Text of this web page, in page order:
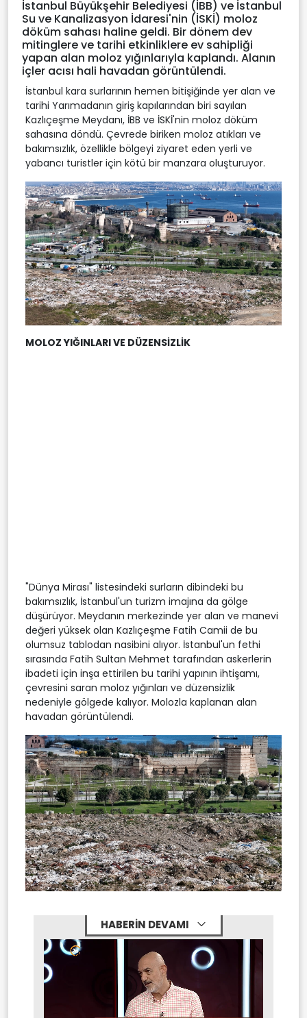
İstanbul Büyükşehir Belediyesi (İBB) ve İstanbul
Su ve Kanalizasyon İdaresi'nin (İSKİ) moloz
döküm sahası haline geldi. Bir dönem dev
mitinglere ve tarihi etkinliklere ev sahipliği
yapan alan moloz yığınlarıyla kaplandı. Alanın
içler acısı hali havadan görüntülendi.
İstanbul kara surlarının hemen bitişiğinde yer alan ve
tarihi Yarımadanın giriş kapılarından biri sayılan
Kazlıçeşme Meydanı, İBB ve İSKİ'nin moloz döküm
sahasına döndü. Çevrede biriken moloz atıkları ve
bakımsızlık, özellikle bölgeyi ziyaret eden yerli ve
yabancı turistler için kötü bir manzara oluşturuyor.
MOLOZ YIĞINLARI VE DÜZENSİZLİK
"Dünya Mirası" listesindeki surların dibindeki bu
bakımsızlık, İstanbul'un turizm imajına da gölge
düşürüyor. Meydanın merkezinde yer alan ve manevi
değeri yüksek olan Kazlıçeşme Fatih Camii de bu
olumsuz tablodan nasibini alıyor. İstanbul'un fethi
sırasında Fatih Sultan Mehmet tarafından askerlerin
ibadeti için inşa ettirilen bu tarihi yapının ihtişamı,
çevresini saran moloz yığınları ve düzensizlik
nedeniyle gölgede kalıyor. Molozla kaplanan alan
havadan görüntülendi.
HABERİN DEVAMI